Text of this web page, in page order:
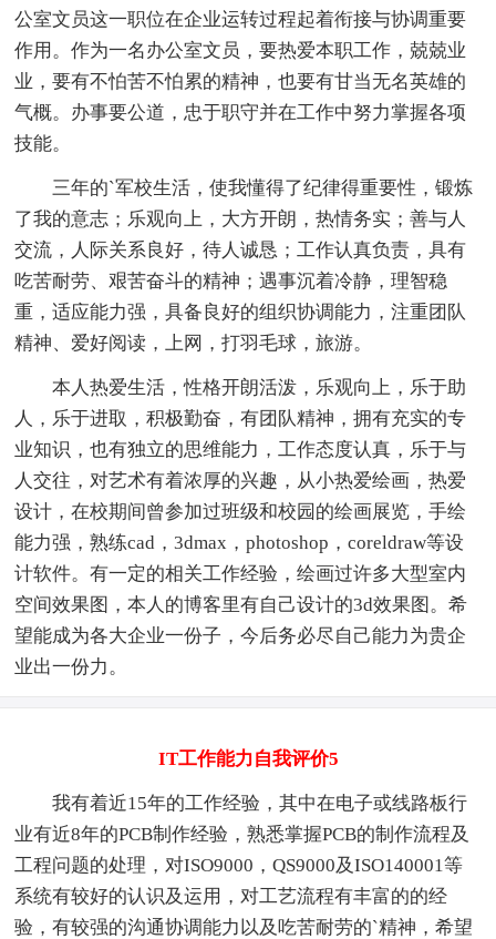
公室文员这一职位在企业运转过程起着衔接与协调重要
作用。作为一名办公室文员，要热爱本职工作，兢兢业
业，要有不怕苦不怕累的精神，也要有甘当无名英雄的
气概。办事要公道，忠于职守并在工作中努力掌握各项
技能。
三年的`军校生活，使我懂得了纪律得重要性，锻炼
了我的意志；乐观向上，大方开朗，热情务实；善与人
交流，人际关系良好，待人诚恳；工作认真负责，具有
吃苦耐劳、艰苦奋斗的精神；遇事沉着冷静，理智稳
重，适应能力强，具备良好的组织协调能力，注重团队
精神、爱好阅读，上网，打羽毛球，旅游。
本人热爱生活，性格开朗活泼，乐观向上，乐于助
人，乐于进取，积极勤奋，有团队精神，拥有充实的专
业知识，也有独立的思维能力，工作态度认真，乐于与
人交往，对艺术有着浓厚的兴趣，从小热爱绘画，热爱
设计，在校期间曾参加过班级和校园的绘画展览，手绘
能力强，熟练cad，3dmax，photoshop，coreldraw等设
计软件。有一定的相关工作经验，绘画过许多大型室内
空间效果图，本人的博客里有自己设计的3d效果图。希
望能成为各大企业一份子，今后务必尽自己能力为贵企
业出一份力。
IT工作能力自我评价5
我有着近15年的工作经验，其中在电子或线路板行
业有近8年的PCB制作经验，熟悉掌握PCB的制作流程及
工程问题的处理，对ISO9000，QS9000及ISO140001等
系统有较好的认识及运用，对工艺流程有丰富的的经
验，有较强的沟通协调能力以及吃苦耐劳的`精神，希望